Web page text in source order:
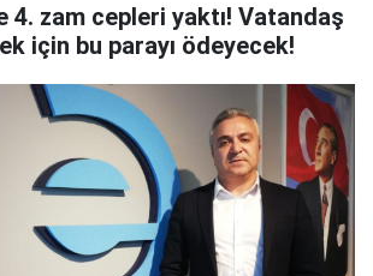
4. zam cepleri yaktı! Vatandaş
için bu parayı ödeyecek!